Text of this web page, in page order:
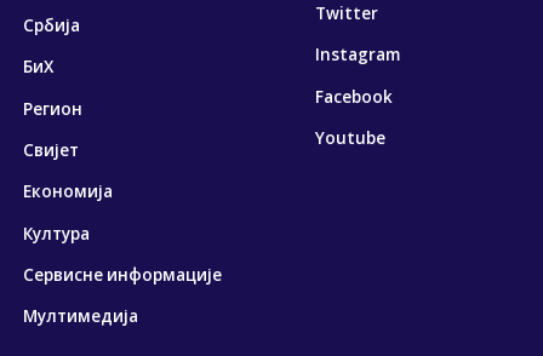
Србија
БиХ
Регион
Свијет
Економија
Култура
Сервисне информације
Мултимедија
Twitter
Instagram
Facebook
Youtube